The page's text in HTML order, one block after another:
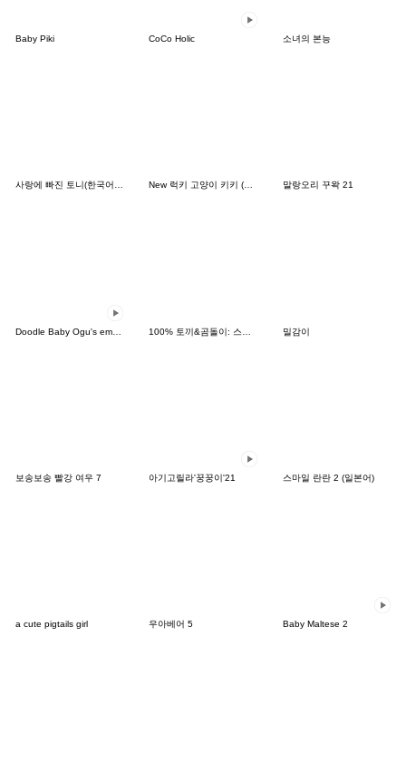
Baby Piki CoCo Holic 소녀의 본능
사랑에 빠진 토니(한국어&태국어) New 럭키 고양이 키키 (한국어&일본어) 말랑오리 꾸왁 21
밀감이
보송보송 빨강 여우 7 아기고릴라'꿍꿍이'21 스마일 란란 2 (일본어)
a cute pigtails girl 우아베어 5 Baby Maltese 2